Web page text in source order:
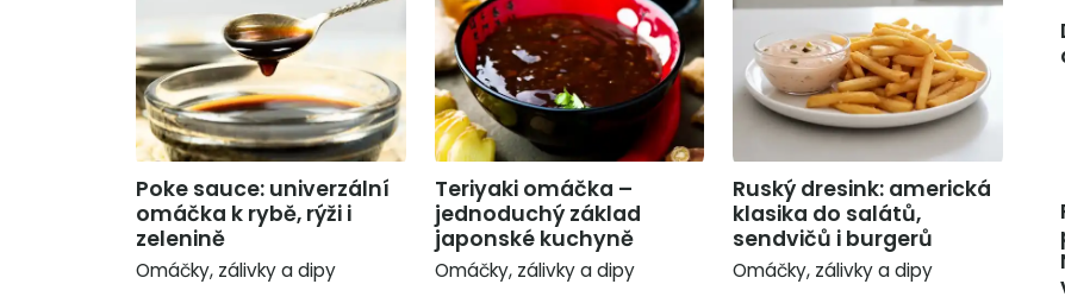
Poke sauce: univerzální
omáčka k rybě, rýži i
zelenině
Omáčky, zálivky a dipy
Teriyaki omáčka –
jednoduchý základ
japonské kuchyně
Omáčky, zálivky a dipy
Ruský dresink: americká
klasika do salátů,
sendvičů i burgerů
Omáčky, zálivky a dipy